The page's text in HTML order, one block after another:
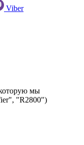
Viber
мы
"R2800")